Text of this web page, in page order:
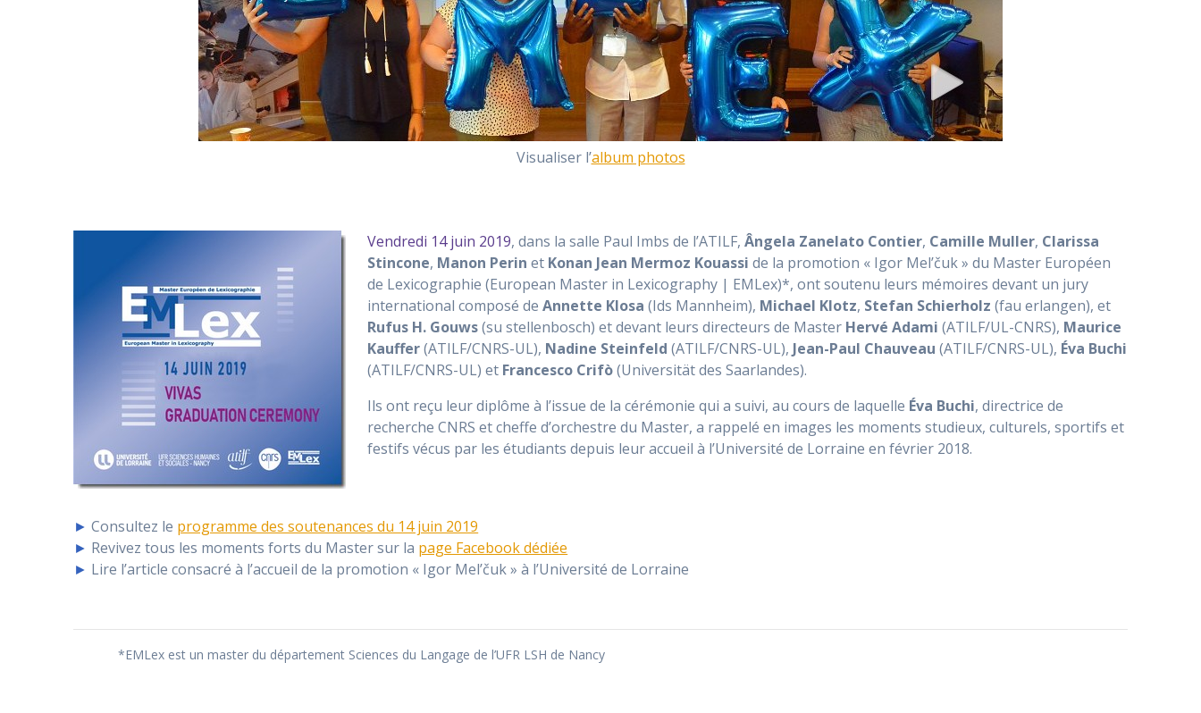
Visualiser l’album photos
Vendredi 14 juin 2019, dans la salle Paul Imbs de l’ATILF,Ângela Zanelato Contier, Camille Muller, Clarissa
Stincone, Manon Perin et Konan Jean Mermoz Kouassi de la promotion « Igor Mel’čuk » du Master Européen
de Lexicographie (European Master in Lexicography | EMLex)*, ont soutenu leurs mémoires devant un jury
international composé deAnnette Klosa (Ids Mannheim), Michael Klotz, Stefan Schierholz (fau erlangen), et
Rufus H. Gouws(su stellenbosch) et devant leurs directeurs de Master Hervé Adami (ATILF/UL-CNRS), Maurice
Kauffer(ATILF/CNRS-UL), Nadine Steinfeld (ATILF/CNRS-UL), Jean-Paul Chauveau (ATILF/CNRS-UL), Éva Buchi
(ATILF/CNRS-UL) et Francesco Crifò(Universität des Saarlandes).
Ils ont reçu leur diplôme à l’issue de la cérémonie qui a suivi, au cours de laquelle Éva Buchi, directrice de
recherche CNRS et cheffe d’orchestre du Master, a rappelé en images les moments studieux, culturels, sportifs et
festifs vécus par les étudiants depuis leur accueil à l’Université de Lorraine en février 2018.
► Consultez le programme des soutenances du 14 juin 2019
► Revivez tous les moments forts du Master sur la page Facebook dédiée
► Lire l’article consacré à l’accueil de la promotion « Igor Mel’čuk » à l’Université de Lorraine
*EMLex est un master du département Sciences du Langage de l’UFR LSH de Nancy